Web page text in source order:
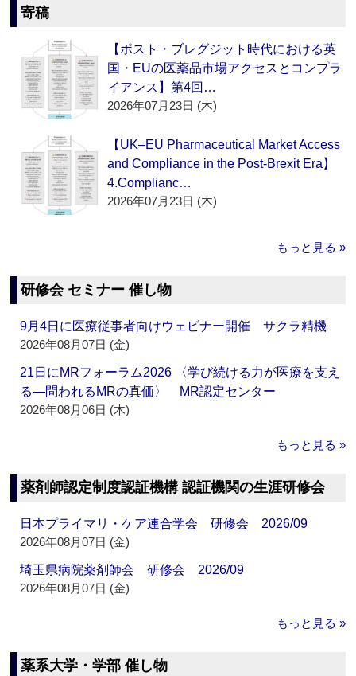
寄稿
【ポスト・ブレグジット時代における英
国・EUの医薬品市場アクセスとコンプラ
イアンス】第4回…
2026年07月23日 (木)
【UK–EU Pharmaceutical Market Access
and Compliance in the Post-Brexit Era】
4.Complianc…
2026年07月23日 (木)
もっと見る »
研修会 セミナー 催し物
9月4日に医療従事者向けウェビナー開催 サクラ精機
2026年08月07日 (金)
21日にMRフォーラム2026 〈学び続ける力が医療を支え
る―問われるMRの真価〉 MR認定センター
2026年08月06日 (木)
もっと見る »
薬剤師認定制度認証機構 認証機関の生涯研修会
日本プライマリ・ケア連合学会 研修会 2026/09
2026年08月07日 (金)
埼玉県病院薬剤師会 研修会 2026/09
2026年08月07日 (金)
もっと見る »
薬系大学・学部 催し物